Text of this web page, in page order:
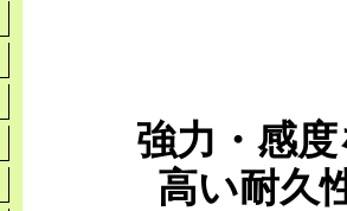
強力・感
高い耐久